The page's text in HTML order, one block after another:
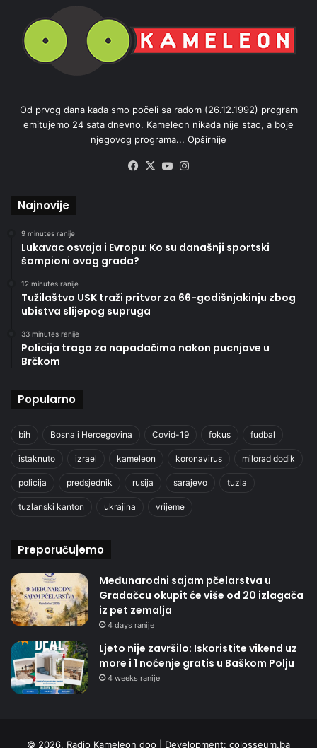
Od prvog dana kada smo počeli sa radom (26.12.1992) program
emitujemo 24 sata dnevno. Kameleon nikada nije stao, a boje
njegovog programa... Opširnije
Facebook
X YouTube
Najnovije
9 minutes ranije
Lukavac osvaja i Evropu: Ko su današnji sportski
šampioni ovog grada?
12 minutes ranije
Tužilaštvo USK traži pritvor za 66-godišnjakinju zbog
ubistva slijepog supruga
33 minutes ranije
Policija traga za napadačima nakon pucnjave u
Brčkom
Popularno
bih Bosna i Hercegovina Covid-19 fokus fudbal
istaknuto izrael kameleon koronavirus milorad dodik
policija predsjednik rusija sarajevo tuzla
tuzlanski kanton ukrajina vrijeme
Preporučujemo
Međunarodni sajam pčelarstva u
Gradačcu okupit će više od 20 izlagača
iz pet zemalja
4 days ranije
Ljeto nije završilo: Iskoristite vikend uz
more i 1 noćenje gratis u Baškom Polju
4 weeks ranije
© 2026. Radio Kameleon doo | Development: colosseum.ba